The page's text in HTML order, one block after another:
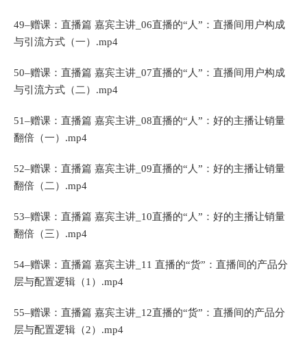
49–赠课：直播篇 嘉宾主讲_06直播的“人”：直播间用户构成
与引流方式（一）.mp4
50–赠课：直播篇 嘉宾主讲_07直播的“人”：直播间用户构成
与引流方式（二）.mp4
51–赠课：直播篇 嘉宾主讲_08直播的“人”：好的主播让销量
翻倍（一）.mp4
52–赠课：直播篇 嘉宾主讲_09直播的“人”：好的主播让销量
翻倍（二）.mp4
53–赠课：直播篇 嘉宾主讲_10直播的“人”：好的主播让销量
翻倍（三）.mp4
54–赠课：直播篇 嘉宾主讲_11 直播的“货”：直播间的产品分
层与配置逻辑（1）.mp4
55–赠课：直播篇 嘉宾主讲_12直播的“货”：直播间的产品分
层与配置逻辑（2）.mp4